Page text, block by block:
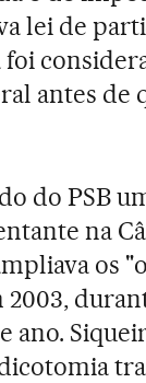
lei de
foi
antes de
do PSB
na
os
ano.